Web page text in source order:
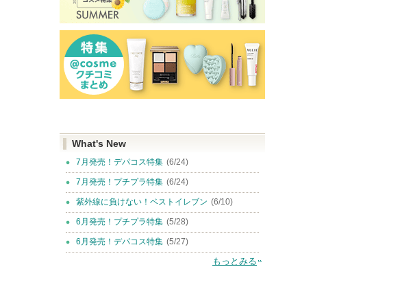
What's New
7月発売！デパコス特集 (6/24)
7月発売！プチプラ特集 (6/24)
紫外線に負けない！ベストイレブン (6/10)
6月発売！プチプラ特集 (5/28)
6月発売！デパコス特集 (5/27)
もっとみる